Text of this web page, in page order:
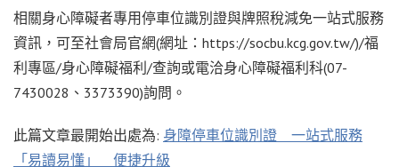
相關身心障礙者專用停車位識別證與牌照稅減免一站式服務
資訊，可至社會局官網(網址：https://socbu.kcg.gov.tw/)/福
利專區/身心障礙福利/查詢或電洽身心障礙福利科(07-
7430028、3373390)詢問。
此篇文章最開始出處為: 身障停車位識別證 一站式服務
「易讀易懂」 便捷升級